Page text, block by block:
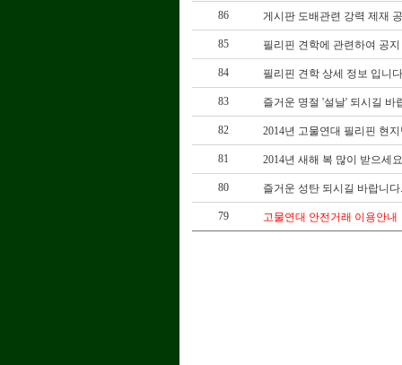
86 게시판 도배관련 강력 제재
85 필리핀 견학에 관련하여 공
84 필리핀 견학 상세 정보 입니
83 즐거운 명절 '설날' 되시길 바
82 2014년 고물연대 필리핀 현
81 2014년 새해 복 많이 받으세
80 즐거운 성탄 되시길 바랍니다
79 고물연대 안전거래 이용안내